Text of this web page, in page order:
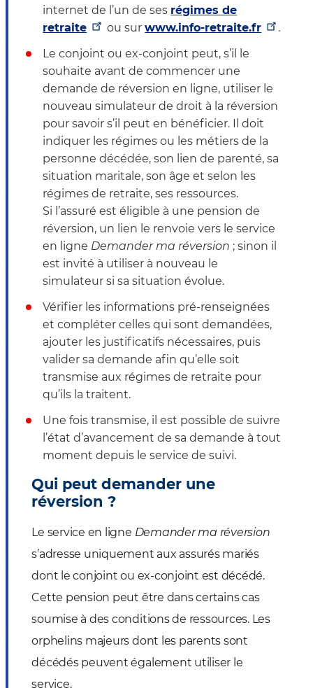
internet de l’un de ses régimes de
retraite
ou surwww.info-retraite.fr
.
Le conjoint ou ex-conjoint peut, s’il le
souhaite avant de commencer une
demande de réversion en ligne, utiliser le
nouveau simulateur de droit à la réversion
pour savoir s’il peut en bénéficier. Il doit
indiquer les régimes ou les métiers de la
personne décédée, son lien de parenté, sa
situation maritale, son âge et selon les
régimes de retraite, ses ressources.
Si l’assuré est éligible à une pension de
réversion, un lien le renvoie vers le service
en ligne Demander ma réversion ; sinon il
est invité à utiliser à nouveau le
simulateur si sa situation évolue.
Vérifier les informations pré-renseignées
et compléter celles qui sont demandées,
ajouter les justificatifs nécessaires, puis
valider sa demande afin qu’elle soit
transmise aux régimes de retraite pour
qu’ils la traitent.
Une fois transmise, il est possible de suivre
l’état d’avancement de sa demande à tout
moment depuis le service de suivi.
Qui peut demander une
réversion ?
Le service en ligne Demander ma réversion
s’adresse uniquement aux assurés mariés
dont le conjoint ou ex-conjoint est décédé.
Cette pension peut être dans certains cas
soumise à des conditions de ressources. Les
orphelins majeurs dont les parents sont
décédés peuvent également utiliser le
service.